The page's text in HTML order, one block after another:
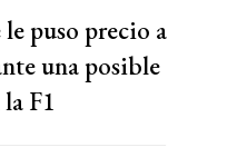
puso precio a
una posible
F1